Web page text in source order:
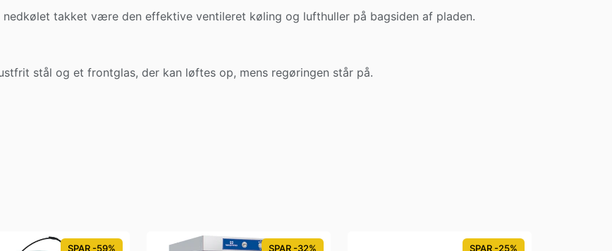
takket være den effektive ventileret køling og lufthuller på bagsiden af pladen.
stål og et frontglas, der kan løftes op, mens regøringen står på.
SPAR -59% SPAR -32% SPAR -25%